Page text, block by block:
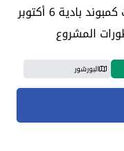
تواصل الان مع أحد مسؤولي مبيعات كمبوند بادية 6 أكتوبر
المشروع
البورشور